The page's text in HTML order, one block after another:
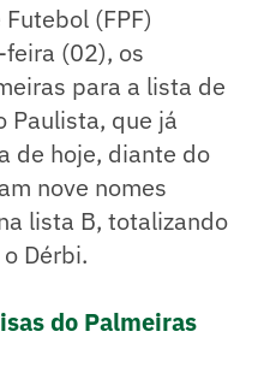
(FPF)
(02), os
para a lista de
Paulista, que já
de hoje, diante do
nove nomes
lista B, totalizando
Dérbi.
do Palmeiras